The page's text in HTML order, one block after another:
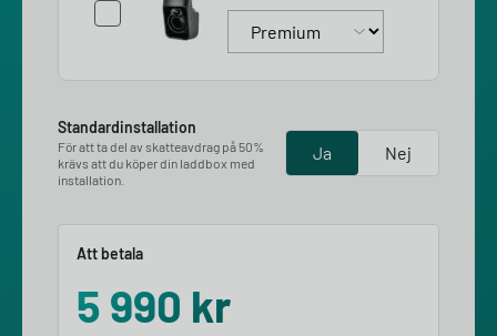
Standardinstallation
För att ta del av skatteavdrag på 50%
krävs att du köper din laddbox med
installation.
Ja Nej
Att betala
5 990 kr